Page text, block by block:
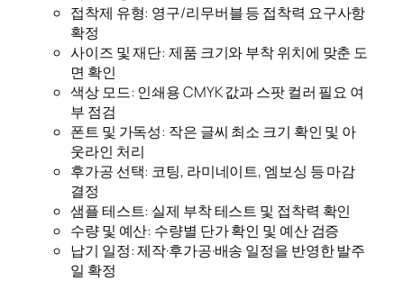
접착제 유형: 영구/리무버블 등 접착력 요구사항
확정
사이즈 및 재단: 제품 크기와 부착 위치에 맞춘 도
면 확인
색상 모드: 인쇄용 CMYK 값과 스팟 컬러 필요 여
부 점검
폰트 및 가독성: 작은 글씨 최소 크기 확인 및 아
웃라인 처리
후가공 선택: 코팅, 라미네이트, 엠보싱 등 마감
결정
샘플 테스트: 실제 부착 테스트 및 접착력 확인
수량 및 예산: 수량별 단가 확인 및 예산 검증
납기 일정: 제작·후가공·배송 일정을 반영한 발주
일 확정